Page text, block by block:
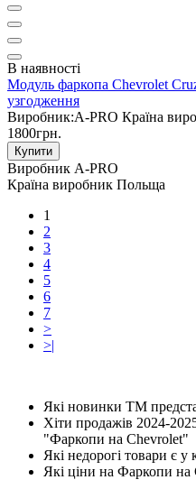
В наявності
Модуль фаркопа Chevrolet
узгодження
Виробник:A-PRO Країна
1800грн.
Купити
Виробник A-PRO
Країна виробник Польща
1
2
3
4
5
6
7
>
>|
Які новинки ТМ
Хіти продажів 2024-
"Фаркопи на Chevrolet"
Які недорогі товари є у
Які ціни на Фаркопи на